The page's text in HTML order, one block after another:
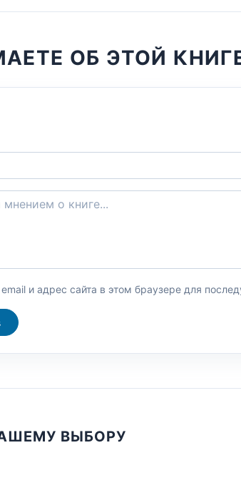
ОБ ЭТОЙ
и адрес сайта в этом браузере для
ВЫБОРУ